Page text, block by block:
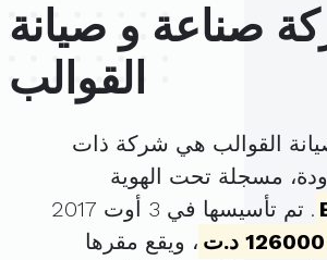
صناعة و صيانة
القوالب
القوالب هي شركة ذات
مسجلة تحت الهوية
. تم تأسيسها في 3 أوت 2017
126000 د.ت
، ويقع مقرها